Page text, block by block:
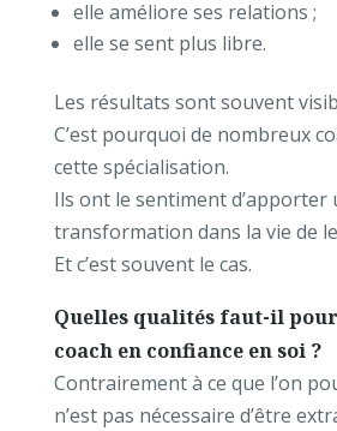
elle améliore ses relations ;
elle se sent plus libre.
Les résultats sont souvent
C’est pourquoi de nombreux
cette spécialisation.
Ils ont le sentiment d’apporter
transformation dans la vie de
Et c’est souvent le cas.
Quelles qualités faut-il
coach en confiance en soi ?
Contrairement à ce que l’on
n’est pas nécessaire d’être